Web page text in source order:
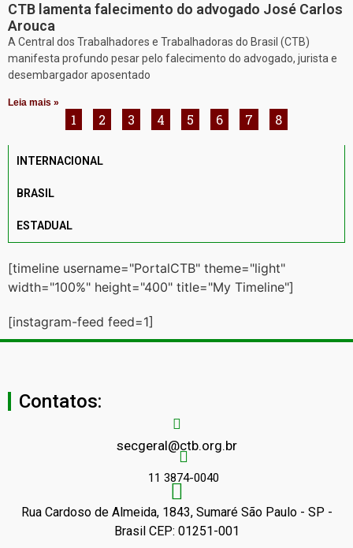
CTB lamenta falecimento do advogado José Carlos
Arouca
A Central dos Trabalhadores e Trabalhadoras do Brasil (CTB)
manifesta profundo pesar pelo falecimento do advogado, jurista e
desembargador aposentado
Leia mais »
1 2 3 4 5 6 7 8
INTERNACIONAL
BRASIL
ESTADUAL
[timeline username="PortalCTB" theme="light"
width="100%" height="400" title="My Timeline"]
[instagram-feed feed=1]
Contatos:
secgeral@ctb.org.br
11 3874-0040
Rua Cardoso de Almeida, 1843, Sumaré São Paulo - SP -
Brasil CEP: 01251-001